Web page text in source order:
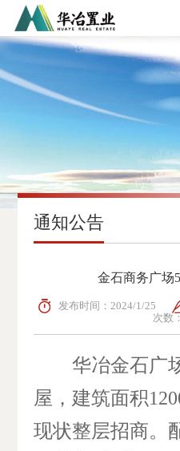
通知公告
金石商务广场
发布时间：2024/1/25
次数
华冶金石广
屋，建筑面积
现状整层招商。